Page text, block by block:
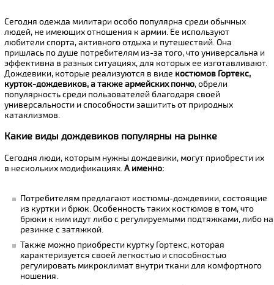
Сегодня одежда милитари особо популярна среди обычных
людей, не имеющих отношения к армии. Ее используют
любители спорта, активного отдыха и путешествий. Она
пришлась по душе потребителям из-за того, что универсальна и
эффективна в разных ситуациях, для которых ее изготавливают.
Дождевики, которые реализуются в виде костюмов Гортекс,
курток-дождевиков, а также армейских пончо, обрели
популярность среди пользователей благодаря своей
универсальности и способности защитить от природных
катаклизмов.
Какие виды дождевиков популярны на рынке
Сегодня люди, которым нужны дождевики, могут приобрести их
в нескольких модификациях.А именно:
Потребителям предлагают костюмы-дождевики, состоящие
из куртки и брюк. Особенность таких костюмов в том, что
брюки к ним идут либо с регулируемыми подтяжками, либо на
резинке с затяжкой.
Также можно приобрести куртку Гортекс, которая
характеризуется своей легкостью и способностью
регулировать микроклимат внутри ткани для комфортного
ношения.